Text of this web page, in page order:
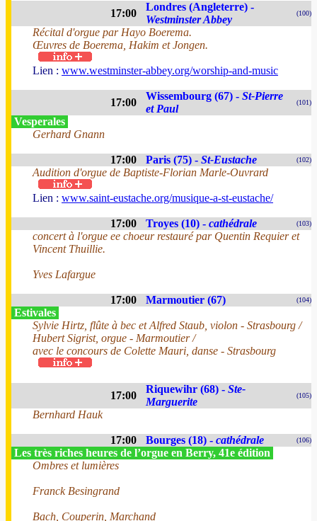
17:00
Londres (Angleterre) -
Westminster Abbey
(100)
Récital d'orgue par Hayo Boerema.
Œuvres de Boerema, Hakim et Jongen.
Lien : www.westminster-abbey.org/worship-and-music
17:00
Wissembourg (67) - St-Pierre
et Paul
(101)
Vesperales
Gerhard Gnann
17:00 Paris (75) - St-Eustache (102)
Audition d'orgue de Baptiste-Florian Marle-Ouvrard
Lien : www.saint-eustache.org/musique-a-st-eustache/
17:00 Troyes (10) - cathédrale (103)
concert à l'orgue ee choeur restauré par Quentin Requier et
Vincent Thuillie.
Yves Lafargue
17:00 Marmoutier (67) (104)
Estivales
Sylvie Hirtz, flûte à bec et Alfred Staub, violon - Strasbourg /
Hubert Sigrist, orgue - Marmoutier /
avec le concours de Colette Mauri, danse - Strasbourg
17:00
Riquewihr (68) - Ste-
Marguerite
(105)
Bernhard Hauk
17:00 Bourges (18) - cathédrale (106)
Les très riches heures de l’orgue en Berry, 41e édition
Ombres et lumières
Franck Besingrand
Bach, Couperin, Marchand